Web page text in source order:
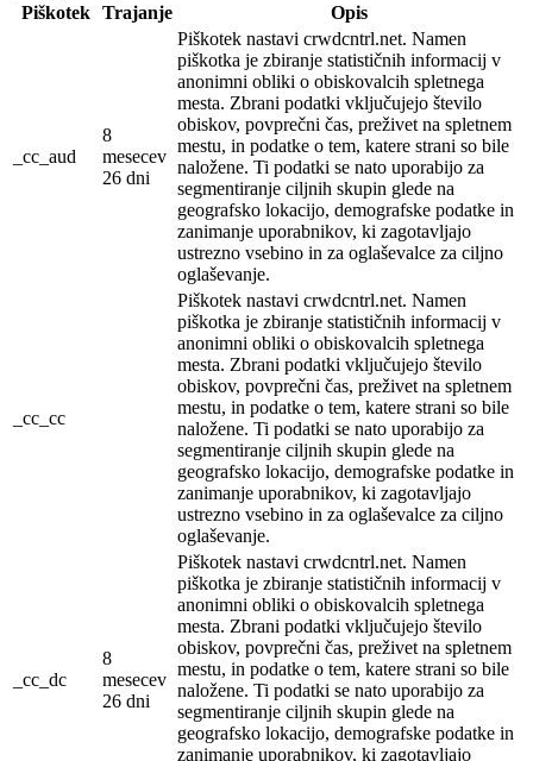
Piškotek
Trajanje Opis
_cc_aud
8
mesecev
26 dni
Piškotek nastavi crwdcntrl.net. Namen
piškotka je zbiranje statističnih informacij v
anonimni obliki o obiskovalcih spletnega
mesta. Zbrani podatki vključujejo število
obiskov, povprečni čas, preživet na spletnem
mestu, in podatke o tem, katere strani so bile
naložene. Ti podatki se nato uporabijo za
segmentiranje ciljnih skupin glede na
geografsko lokacijo, demografske podatke in
zanimanje uporabnikov, ki zagotavljajo
ustrezno vsebino in za oglaševalce za ciljno
oglaševanje.
_cc_cc
Piškotek nastavi crwdcntrl.net. Namen
piškotka je zbiranje statističnih informacij v
anonimni obliki o obiskovalcih spletnega
mesta. Zbrani podatki vključujejo število
obiskov, povprečni čas, preživet na spletnem
mestu, in podatke o tem, katere strani so bile
naložene. Ti podatki se nato uporabijo za
segmentiranje ciljnih skupin glede na
geografsko lokacijo, demografske podatke in
zanimanje uporabnikov, ki zagotavljajo
ustrezno vsebino in za oglaševalce za ciljno
oglaševanje.
_cc_dc
8
mesecev
26 dni
Piškotek nastavi crwdcntrl.net. Namen
piškotka je zbiranje statističnih informacij v
anonimni obliki o obiskovalcih spletnega
mesta. Zbrani podatki vključujejo število
obiskov, povprečni čas, preživet na spletnem
mestu, in podatke o tem, katere strani so bile
naložene. Ti podatki se nato uporabijo za
segmentiranje ciljnih skupin glede na
geografsko lokacijo, demografske podatke in
zanimanje uporabnikov, ki zagotavljajo